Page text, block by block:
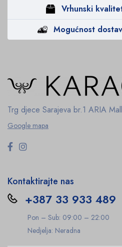
Vrhunski
Mogućnost
Trg djece Sarajeva br.1 ARIA
Google mapa
Kontaktirajte nas
+387 33 933 489
Pon – Sub: 09:00 – 22:00
Nedjelja: Neradna